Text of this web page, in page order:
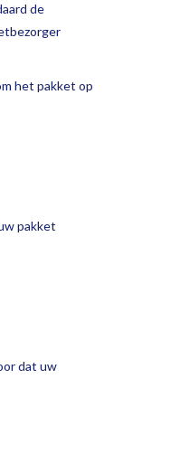
de
het pakket op
pakket
dat uw